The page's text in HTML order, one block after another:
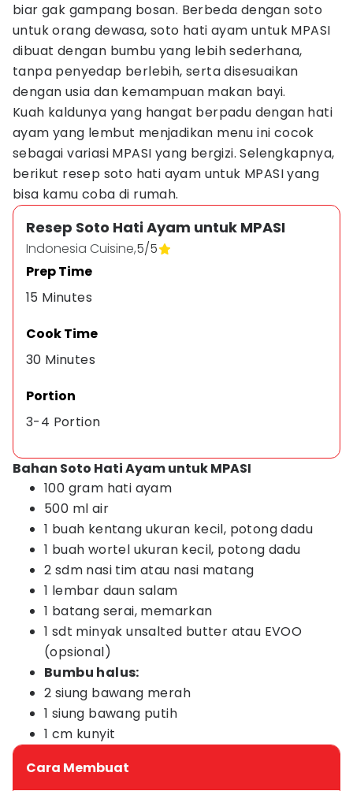
biar gak gampang bosan. Berbeda dengan soto
untuk orang dewasa, soto hati ayam untuk MPASI
dibuat dengan bumbu yang lebih sederhana,
tanpa penyedap berlebih, serta disesuaikan
dengan usia dan kemampuan makan bayi.
Kuah kaldunya yang hangat berpadu dengan hati
ayam yang lembut menjadikan menu ini cocok
sebagai variasi MPASI yang bergizi. Selengkapnya,
berikut resep soto hati ayam untuk MPASI yang
bisa kamu coba di rumah.
Resep Soto Hati Ayam untuk MPASI
Indonesia Cuisine,5/5
Prep Time
15 Minutes
Cook Time
30 Minutes
Portion
3-4 Portion
Bahan Soto Hati Ayam untuk MPASI
100 gram hati ayam
500 ml air
1 buah kentang ukuran kecil, potong dadu
1 buah wortel ukuran kecil, potong dadu
2 sdm nasi tim atau nasi matang
1 lembar daun salam
1 batang serai, memarkan
1 sdt minyak unsalted butter atau EVOO
(opsional)
Bumbu halus:
2 siung bawang merah
1 siung bawang putih
1 cm kunyit
Cara Membuat